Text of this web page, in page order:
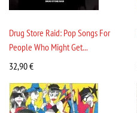
Drug Store Raid: Pop Songs For
People Who Might Get...
32,90€